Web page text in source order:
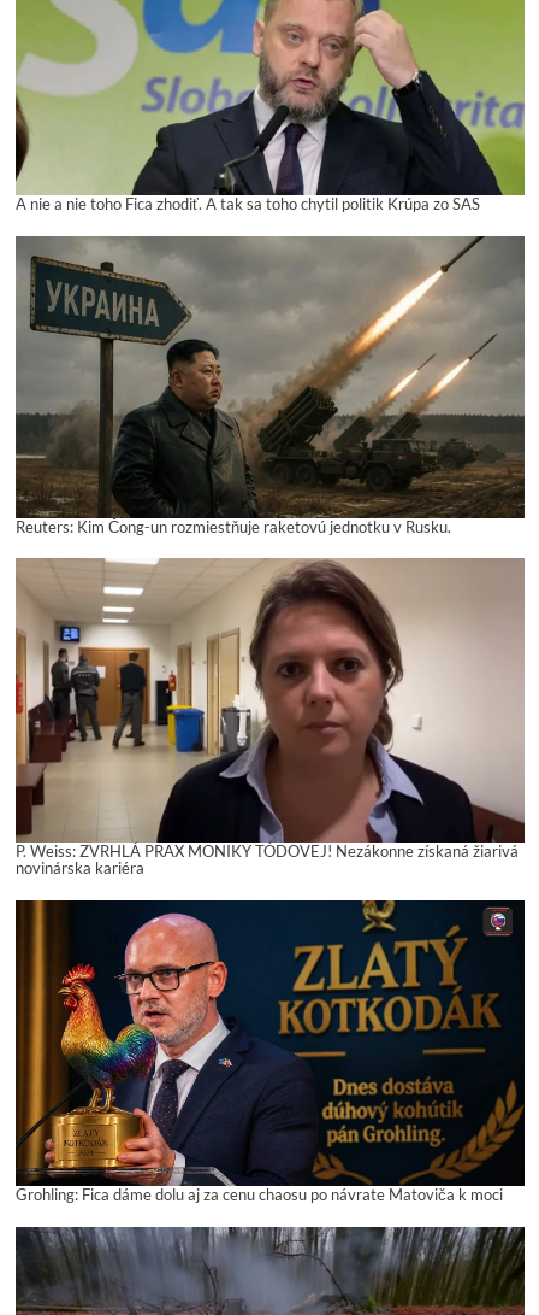
A nie a nie toho Fica zhodiť. A tak sa toho chytil politik Krúpa zo SAS
Reuters: Kim Čong-un rozmiestňuje raketovú jednotku v Rusku.
P. Weiss: ZVRHLÁ PRAX MONIKY TÓDOVEJ! Nezákonne získaná žiarivá
novinárska kariéra
Grohling: Fica dáme dolu aj za cenu chaosu po návrate Matoviča k moci